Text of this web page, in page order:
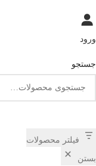
ورود
جستجو
فیلتر محصولات
بستن